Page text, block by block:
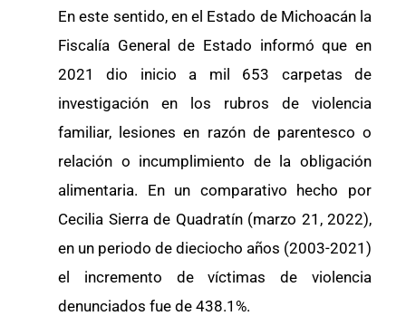
En este sentido, en el Estado de Michoacán la
Fiscalía General de Estado informó que en
2021 dio inicio a mil 653 carpetas de
investigación en los rubros de violencia
familiar, lesiones en razón de parentesco o
relación o incumplimiento de la obligación
alimentaria. En un comparativo hecho por
Cecilia Sierra de Quadratín (marzo 21, 2022),
en un periodo de dieciocho años (2003-2021)
el incremento de víctimas de violencia
denunciados fue de 438.1%.